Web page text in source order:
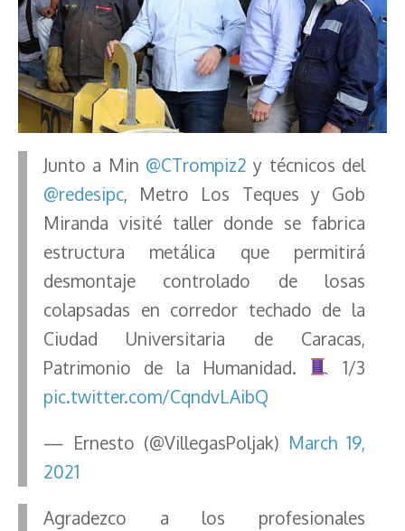
Junto a Min @CTrompiz2 y técnicos del
@redesipc, Metro Los Teques y Gob
Miranda visité taller donde se fabrica
estructura metálica que permitirá
desmontaje controlado de losas
colapsadas en corredor techado de la
Ciudad Universitaria de Caracas,
Patrimonio de la Humanidad.
1/3
pic.twitter.com/CqndvLAibQ
— Ernesto (@VillegasPoljak) March 19,
2021
Agradezco a los profesionales